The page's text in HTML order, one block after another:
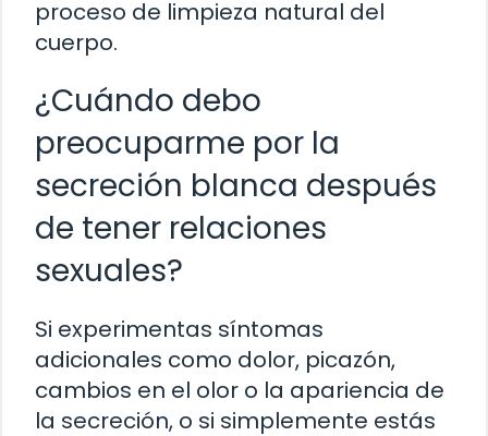
proceso de limpieza natural del
cuerpo.
¿Cuándo debo
preocuparme por la
secreción blanca después
de tener relaciones
sexuales?
Si experimentas síntomas
adicionales como dolor, picazón,
cambios en el olor o la apariencia de
la secreción, o si simplemente estás